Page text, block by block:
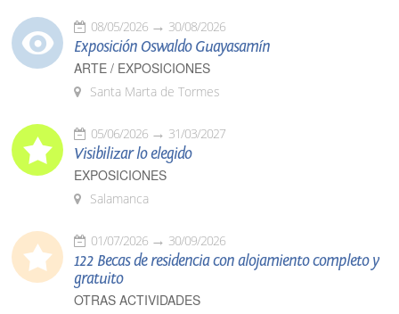
08/05/2026 30/08/2026
Exposición Oswaldo Guayasamín
ARTE / EXPOSICIONES
Santa Marta de Tormes
05/06/2026 31/03/2027
Visibilizar lo elegido
EXPOSICIONES
Salamanca
01/07/2026 30/09/2026
122 Becas de residencia con alojamiento completo y
gratuito
OTRAS ACTIVIDADES